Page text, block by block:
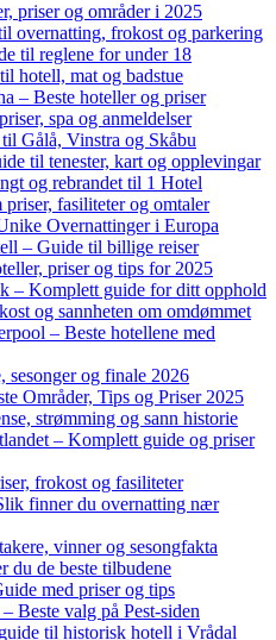
priser og områder i 2025
overnatting, frokost og parkering
til reglene for under 18
hotell, mat og badstue
– Beste hoteller og priser
spa og anmeldelser
Gålå, Vinstra og Skåbu
til tenester, kart og opplevingar
og rebrandet til 1 Hotel
fasiliteter og omtaler
Overnattinger i Europa
– Guide til billige reiser
priser og tips for 2025
– Komplett guide for ditt opphold
og sannheten om omdømmet
– Beste hotellene med
sesonger og finale 2026
Områder, Tips og Priser 2025
strømming og sann historie
– Komplett guide og priser
frokost og fasiliteter
finner du overnatting nær
vinner og sesongfakta
du de beste tilbudene
med priser og tips
Beste valg på Pest-siden
til historisk hotell i Vrådal